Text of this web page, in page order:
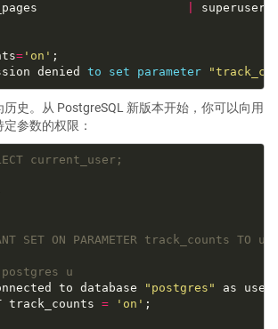
='on'
denied to set parameter
历史。从 PostgreSQL 新版本开始，你可以向用
参数的权限：
current_user;
SET ON PARAMETER track_counts TO u;
u
to database
"postgres" as
track_counts = 'on'